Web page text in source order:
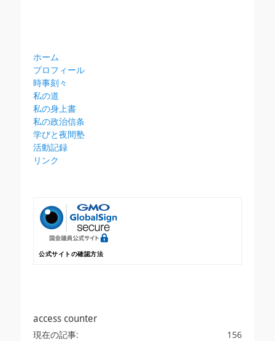
ホーム
プロフィール
時事刻々
私の道
私の身上書
私の政治信条
学びと夜間塾
活動記録
リンク
公式サイトの確認方法
access counter
156
現在の記事: